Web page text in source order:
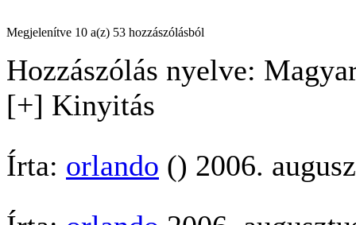
Megjelenítve 10 a(z) 53 hozzászólásból
Hozzászólás nyelve:
[+] Kinyitás
Írta: orlando () 2006.